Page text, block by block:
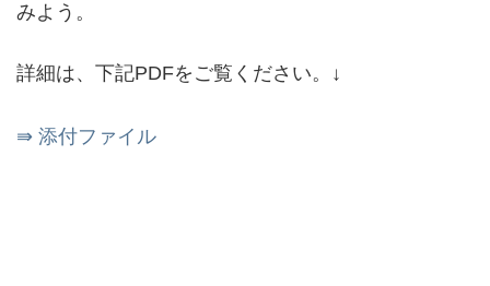
みよう。
詳細は、下記PDFをご覧ください。↓
⇛ 添付ファイル